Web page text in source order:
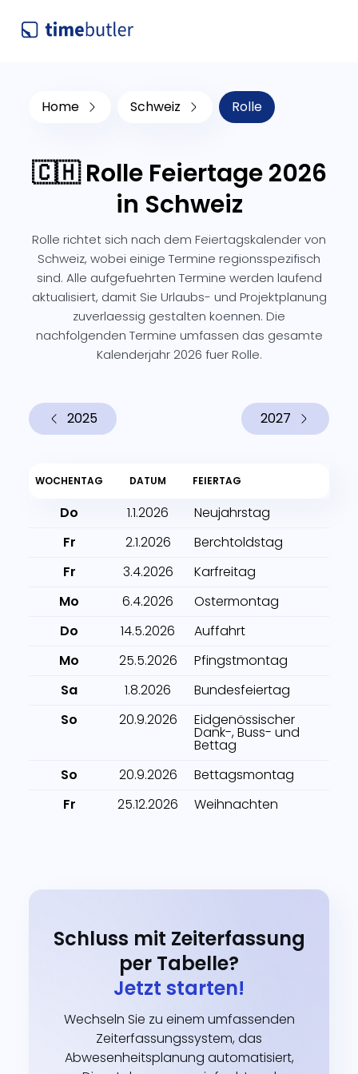
Home Schweiz Rolle
🇨🇭 Rolle Feiertage 2026
in Schweiz
Rolle richtet sich nach dem Feiertagskalender von
Schweiz, wobei einige Termine regionsspezifisch
sind. Alle aufgefuehrten Termine werden laufend
aktualisiert, damit Sie Urlaubs- und Projektplanung
zuverlaessig gestalten koennen. Die
nachfolgenden Termine umfassen das gesamte
Kalenderjahr 2026 fuer Rolle.
2025 2027
WOCHENTAG DATUM FEIERTAG
Do 1.1.2026
Neujahrstag
Fr
2.1.2026
Berchtoldstag
Fr
3.4.2026
Karfreitag
Mo
6.4.2026
Ostermontag
Do
14.5.2026
Auffahrt
Mo
25.5.2026
Pfingstmontag
Sa
1.8.2026
Bundesfeiertag
So
20.9.2026 Eidgenössischer
Dank-, Buss- und
Bettag
So
20.9.2026
Bettagsmontag
Fr
25.12.2026 Weihnachten
Schluss mit Zeiterfassung
per Tabelle?
Jetzt starten!
Wechseln Sie zu einem umfassenden
Zeiterfassungssystem, das
Abwesenheitsplanung automatisiert,